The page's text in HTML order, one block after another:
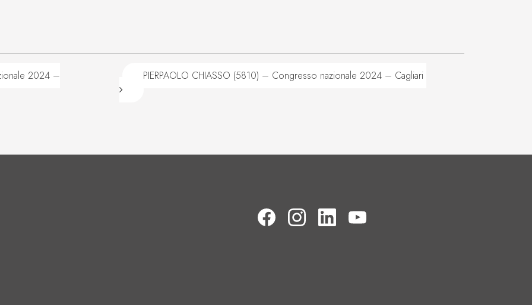
2024 –
PIERPAOLO CHIASSO (5810) – Congresso nazionale 2024 – Cagliari